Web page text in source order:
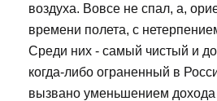
воздуха. Вовсе не спал, а,
времени полета, с
Среди них - самый чистый и
когда-либо ограненный в
вызвано уменьшением дохода